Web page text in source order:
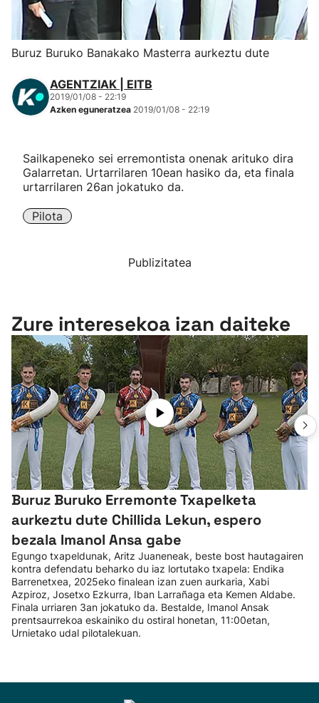
Herri-kirolak
Eskubaloia
Kirolak 360
Mendi-lasterketak
Kirol gehiago
Buruz Buruko Banakako Masterra aurkeztu dute
AGENTZIAK | EITB
2019/01/08 - 22:19
Azken eguneratzea 2019/01/08 - 22:19
Sailkapeneko sei erremontista onenak arituko dira
Galarretan. Urtarrilaren 10ean hasiko da, eta finala
urtarrilaren 26an jokatuko da.
Pilota
Publizitatea
Zure interesekoa izan daiteke
Buruz Buruko Erremonte Txapelketa
aurkeztu dute Chillida Lekun, espero
bezala Imanol Ansa gabe
Egungo txapeldunak, Aritz Juaneneak, beste bost hautagairen
kontra defendatu beharko du iaz lortutako txapela: Endika
Barrenetxea, 2025eko finalean izan zuen aurkaria, Xabi
Azpiroz, Josetxo Ezkurra, Iban Larrañaga eta Kemen Aldabe.
Finala urriaren 3an jokatuko da. Bestalde, Imanol Ansak
prentsaurrekoa eskainiko du ostiral honetan, 11:00etan,
Urnietako udal pilotalekuan.